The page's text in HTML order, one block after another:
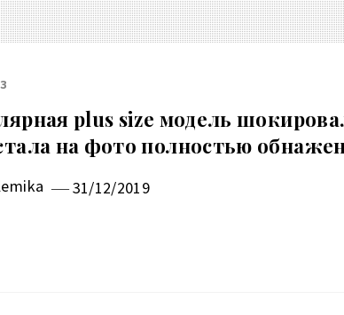
plus size модель
на фото полностью
31/12/2019